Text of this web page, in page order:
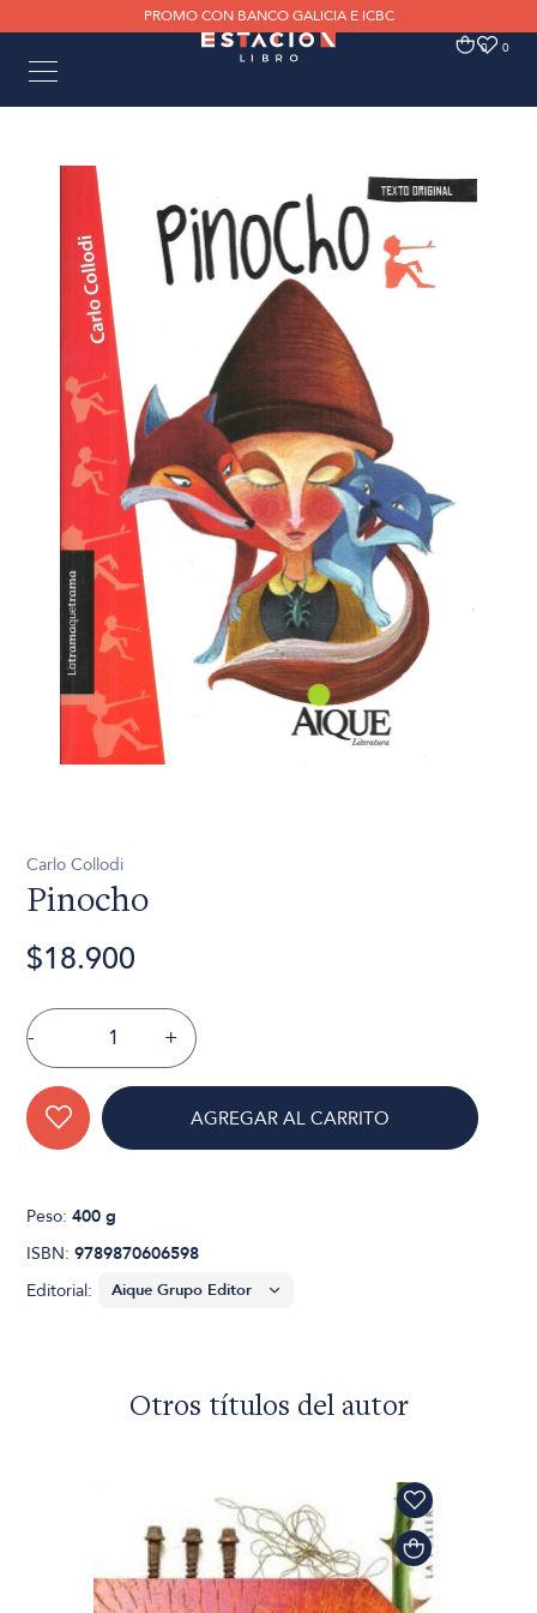
PROMO CON BANCO GALICIA E ICBC
0 0
Carlo Collodi
Pinocho
$18.900
- +
AGREGAR AL CARRITO
Peso:400 g
ISBN:9789870606598
Editorial:
Otros títulos del autor